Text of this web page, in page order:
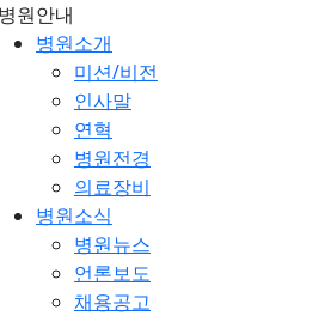
병원안내
병원소개
미션/비전
인사말
연혁
병원전경
의료장비
병원소식
병원뉴스
언론보도
채용공고